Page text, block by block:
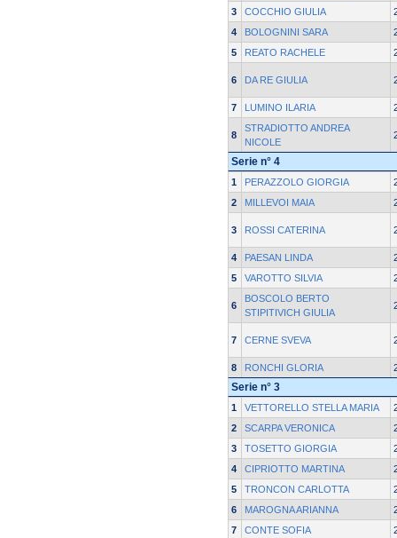
3
COCCHIO GIULIA
4
BOLOGNINI SARA
5
REATO RACHELE
6 DA RE GIULIA
7 LUMINO ILARIA
8
STRADIOTTO ANDREA
NICOLE
Serie n° 4
1 PERAZZOLO GIORGIA
2
MILLEVOI MAIA
3 ROSSI CATERINA
4 PAESAN LINDA
5
VAROTTO SILVIA
6
BOSCOLO BERTO
STIPITIVICH GIULIA
7 CERNE SVEVA
8 RONCHI GLORIA
Serie n° 3
1 VETTORELLO STELLA MARIA
2
SCARPA VERONICA
3
TOSETTO GIORGIA
4
CIPRIOTTO MARTINA
5
TRONCON CARLOTTA
6
MAROGNA ARIANNA
7
CONTE SOFIA